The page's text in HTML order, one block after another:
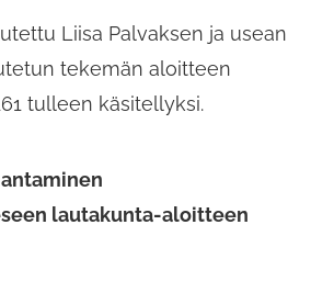
Liisa Palvaksen ja usean
tekemän aloitteen
tulleen käsitellyksi.
antaminen
lautakunta-​aloitteen